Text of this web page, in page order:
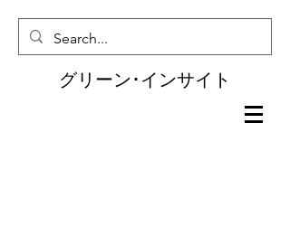
グリーン･インサイト